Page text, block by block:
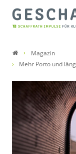
Magazin
Mehr Porto und